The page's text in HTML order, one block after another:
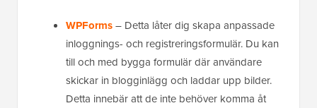
WPForms– Detta låter dig skapa anpassade
inloggnings- och registreringsformulär. Du kan
till och med bygga formulär där användare
skickar in blogginlägg och laddar upp bilder.
Detta innebär att de inte behöver komma åt